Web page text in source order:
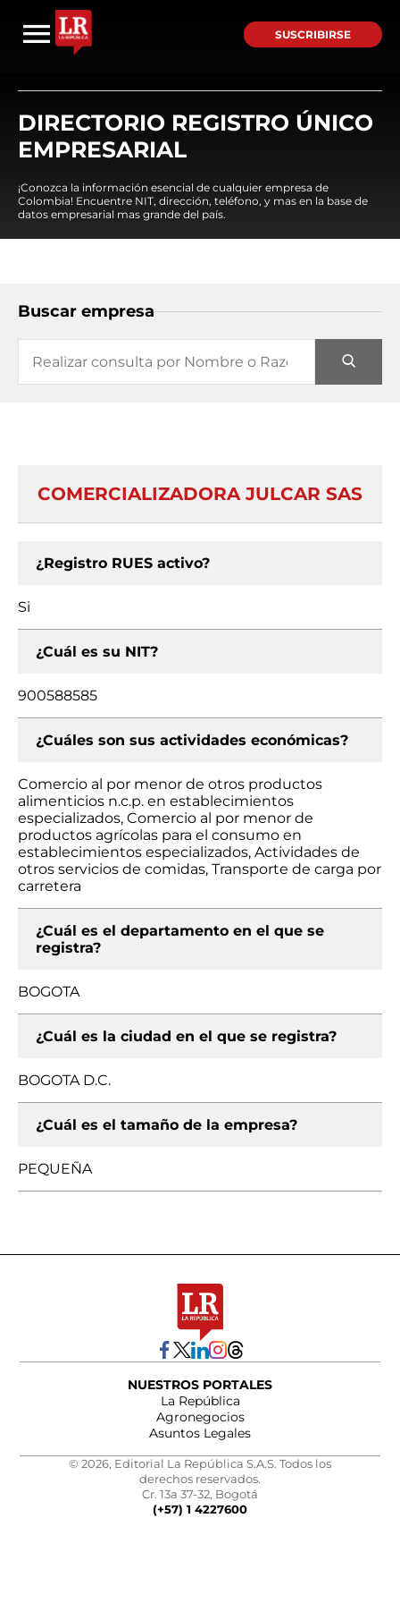
SUSCRIBIRSE
DIRECTORIO REGISTRO ÚNICO
EMPRESARIAL
¡Conozca la información esencial de cualquier empresa de
Colombia! Encuentre NIT, dirección, teléfono, y mas en la base de
datos empresarial mas grande del país.
Buscar empresa
COMERCIALIZADORA JULCAR SAS
¿Registro RUES activo?
Si
¿Cuál es su NIT?
900588585
¿Cuáles son sus actividades económicas?
Comercio al por menor de otros productos
alimenticios n.c.p. en establecimientos
especializados, Comercio al por menor de
productos agrícolas para el consumo en
establecimientos especializados, Actividades de
otros servicios de comidas, Transporte de carga por
carretera
¿Cuál es el departamento en el que se
registra?
BOGOTA
¿Cuál es la ciudad en el que se registra?
BOGOTA D.C.
¿Cuál es el tamaño de la empresa?
PEQUEÑA
NUESTROS PORTALES
La República
Agronegocios
Asuntos Legales
© 2026, Editorial La República S.A.S. Todos los
derechos reservados.
Cr. 13a 37-32, Bogotá
(+57) 1 4227600